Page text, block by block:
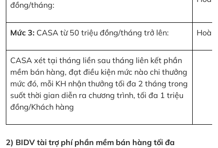
đồng/tháng:
Mức 3: CASA từ 50 triệu đồng/tháng trở lên:
CASA xét tại tháng liền sau tháng liên kết phần
mềm bán hàng, đạt điều kiện mức nào chi thưởng
mức đó, mỗi KH nhận thưởng tối đa 2 tháng trong
suốt thời gian diễn ra chương trình, tối đa 1 triệu
đồng/Khách hàng
2) BIDV tài trợ phí phần mềm bán hàng tối đa